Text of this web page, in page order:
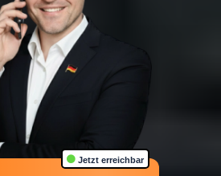
Jetzt erreichbar